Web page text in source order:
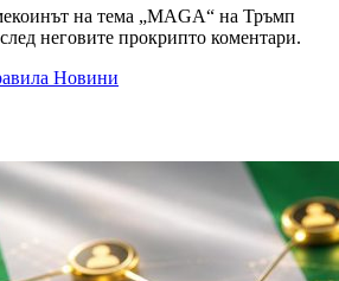
на тема „MAGA“ на Тръмп
неговите прокрипто коментари.
Новини